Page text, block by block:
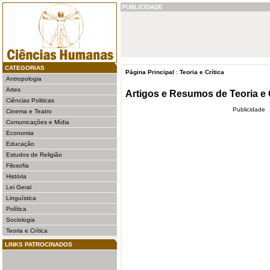
CATEGORIAS
Antropologia
Artes
Ciências Politicas
Cinema e Teatro
Comunicações e Mídia
Economia
Educação
Estudos de Religião
Filosofia
História
Lei Geral
Linguística
Política
Sociologia
Teoria e Crítica
LINKS PATROCINADOS
PUBLICIDADE
Página Principal : Teoria e Crítica
Artigos e Resumos de Teoria e
Publicidade